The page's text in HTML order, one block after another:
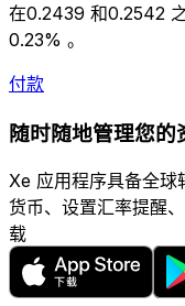
在0.2439 和0.2542
0.23% 。
付款
随时随地管理您的
Xe 应用程序具备全球
货币、设置汇率提醒
载